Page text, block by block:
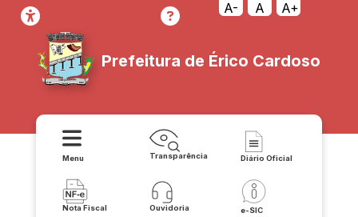
A- A A+
Prefeitura de Érico Cardoso
Menu Transparência Diário Oficial
Nota Fiscal Ouvidoria e-SIC